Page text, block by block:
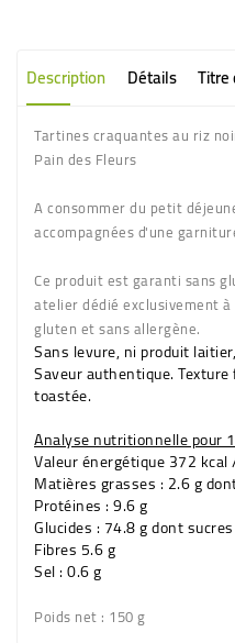
Description Détails
Tartines craquantes au riz
Pain des Fleurs
A consommer du petit
accompagnées d'une
Ce produit est garanti sans
atelier dédié exclusivement
gluten et sans allergène.
Sans levure, ni produit
Saveur authentique.
toastée.
Analyse nutritionnelle pour
Valeur énergétique 372
Matières grasses : 2.6 g
Protéines : 9.6 g
Glucides : 74.8 g dont
Fibres 5.6 g
Sel : 0.6 g
Poids net : 150 g